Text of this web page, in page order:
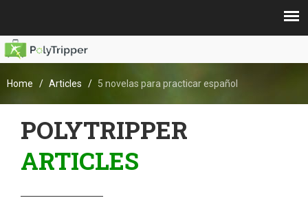
Home Articles 5 novelas para practicar español
POLYTRIPPER
ARTICLES